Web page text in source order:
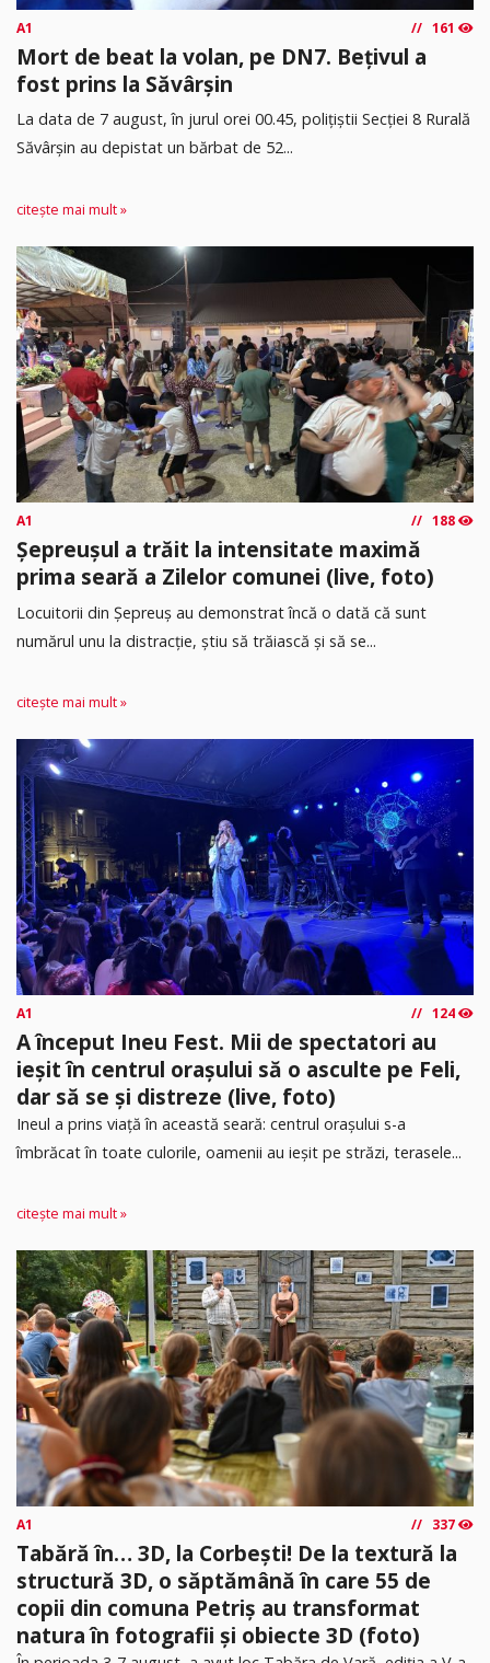
A1 161
Mort de beat la volan, pe DN7. Bețivul a
fost prins la Săvârșin
​La data de 7 august, în jurul orei 00.45, polițiștii Secției 8 Rurală
Săvârșin au depistat un bărbat de 52...
citește mai mult »
A1 188
Șepreușul a trăit la intensitate maximă
prima seară a Zilelor comunei (live, foto)
Locuitorii din Șepreuș au demonstrat încă o dată că sunt
numărul unu la distracție, știu să trăiască și să se...
citește mai mult »
A1 124
A început Ineu Fest. Mii de spectatori au
ieșit în centrul orașului să o asculte pe Feli,
dar să se și distreze (live, foto)
Ineul a prins viață în această seară: centrul orașului s-a
îmbrăcat în toate culorile, oamenii au ieșit pe străzi, terasele...
citește mai mult »
A1 337
Tabără în… 3D, la Corbești! De la textură la
structură 3D, o săptămână în care 55 de
copii din comuna Petriș au transformat
natura în fotografii și obiecte 3D (foto)